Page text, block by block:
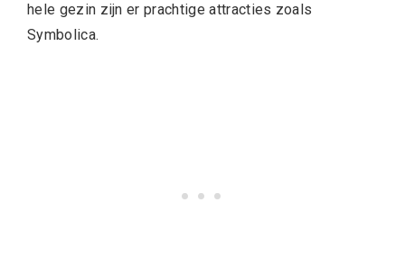
hele gezin zijn er prachtige attracties zoals
Symbolica.